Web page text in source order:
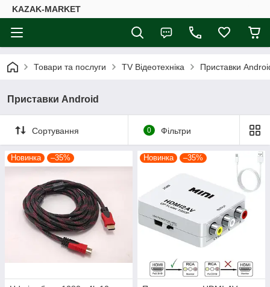
KAZAK-MARKET
Товари та послуги TV Відеотехніка Приставки
Приставки Android
Сортування 0 Фільтри
Новинка –35% Новинка –35%